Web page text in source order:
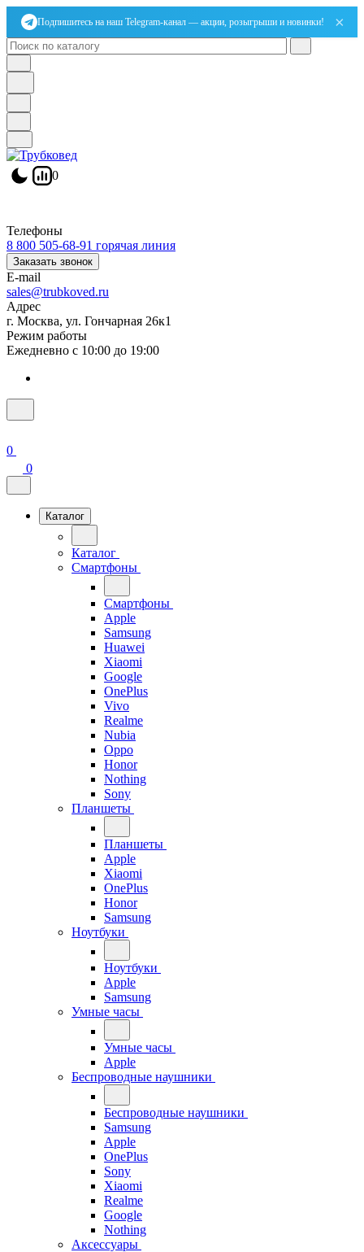
Подпишитесь на наш Telegram-канал — акции, розыгрыши и новинки! ×
0
Телефоны
8 800 505-68-91 горячая линия
Заказать звонок
E-mail
sales@trubkoved.ru
Адрес
г. Москва, ул. Гончарная 26к1
Режим работы
Ежедневно с 10:00 до 19:00
0
0
Каталог
Каталог
Смартфоны
Смартфоны
Apple
Samsung
Huawei
Xiaomi
Google
OnePlus
Vivo
Realme
Nubia
Oppo
Honor
Nothing
Sony
Планшеты
Планшеты
Apple
Xiaomi
OnePlus
Honor
Samsung
Ноутбуки
Ноутбуки
Apple
Samsung
Умные часы
Умные часы
Apple
Беспроводные наушники
Беспроводные наушники
Samsung
Apple
OnePlus
Sony
Xiaomi
Realme
Google
Nothing
Аксессуары